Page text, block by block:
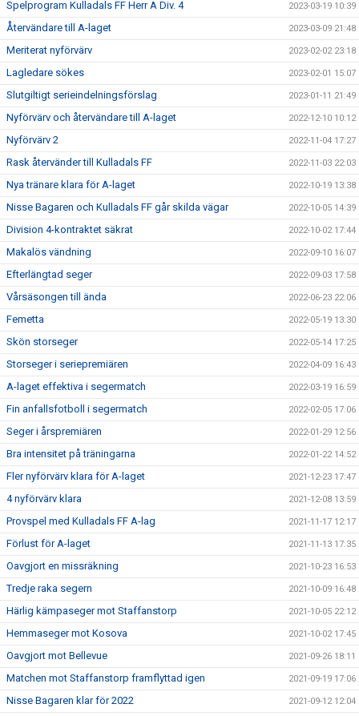
Spelprogram Kulladals FF Herr A Div. 4 2023-03-19 10:39
Återvändare till A-laget 2023-03-09 21:48
Meriterat nyförvärv 2023-02-02 23:18
Lagledare sökes 2023-02-01 15:07
Slutgiltigt serieindelningsförslag 2023-01-11 21:49
Nyförvärv och återvändare till A-laget 2022-12-10 10:12
Nyförvärv 2 2022-11-04 17:27
Rask återvänder till Kulladals FF 2022-11-03 22:03
Nya tränare klara för A-laget 2022-10-19 13:38
Nisse Bagaren och Kulladals FF går skilda vägar 2022-10-05 14:39
Division 4-kontraktet säkrat 2022-10-02 17:44
Makalös vändning 2022-09-10 16:07
Efterlängtad seger 2022-09-03 17:58
Vårsäsongen till ända 2022-06-23 22:06
Femetta 2022-05-19 13:30
Skön storseger 2022-05-14 17:25
Storseger i seriepremiären 2022-04-09 16:43
A-laget effektiva i segermatch 2022-03-19 16:59
Fin anfallsfotboll i segermatch 2022-02-05 17:06
Seger i årspremiären 2022-01-29 12:56
Bra intensitet på träningarna 2022-01-22 14:52
Fler nyförvärv klara för A-laget 2021-12-23 17:47
4 nyförvärv klara 2021-12-08 13:59
Provspel med Kulladals FF A-lag 2021-11-17 12:17
Förlust för A-laget 2021-11-13 17:35
Oavgjort en missräkning 2021-10-23 16:53
Tredje raka segern 2021-10-09 16:48
Härlig kämpaseger mot Staffanstorp 2021-10-05 22:12
Hemmaseger mot Kosova 2021-10-02 17:45
Oavgjort mot Bellevue 2021-09-26 18:11
Matchen mot Staffanstorp framflyttad igen 2021-09-19 17:06
Nisse Bagaren klar för 2022 2021-09-12 12:04